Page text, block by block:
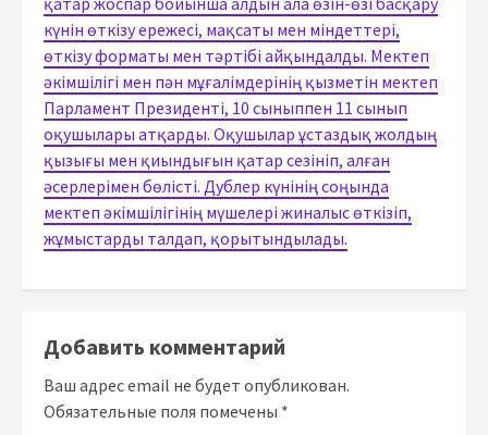
күнін өткізу ережесі, мақсаты мен міндеттері,
өткізу форматы мен тәртібі айқындалды. Мектеп
әкімшілігі мен пән мұғалімдерінің қызметін мектеп
Парламент Президенті, 10 сыныппен 11 сынып
оқушылары атқарды. Оқушылар ұстаздық жолдың
қызығы мен қиындығын қатар сезініп, алған
әсерлерімен бөлісті. Дублер күнінің соңында
мектеп әкімшілігінің мүшелері жиналыс өткізіп,
жұмыстарды талдап, қорытындылады.
Добавить комментарий
Ваш адрес email не будет опубликован.
Обязательные поля помечены *